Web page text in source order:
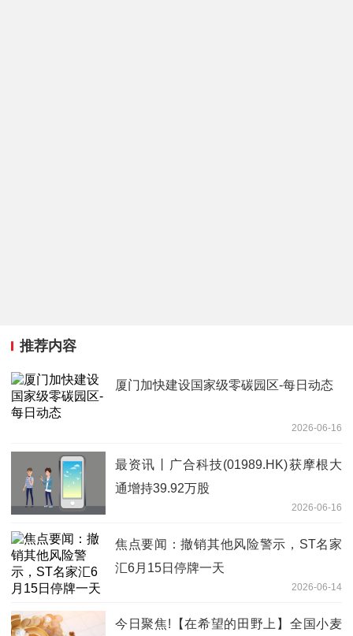
推荐内容
厦门加快建设国家级零碳园区-每日动态
2026-06-16
最资讯丨广合科技(01989.HK)获摩根大
通增持39.92万股
2026-06-16
焦点要闻：撤销其他风险警示，ST名家
汇6月15日停牌一天
2026-06-14
今日聚焦!【在希望的田野上】全国小麦